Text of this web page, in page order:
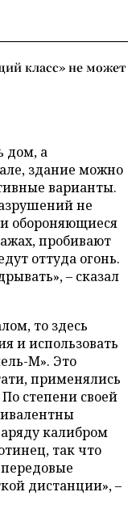
класс» не может
дом, а
здание можно
варианты.
не
обороняющиеся
пробивают
оттуда огонь.
– сказал
то здесь
и использовать
М». Это
применялись
степени своей
калибром
так что
дистанции», –